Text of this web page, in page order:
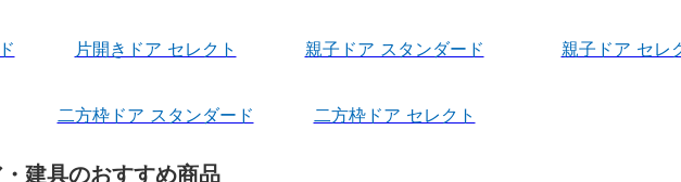
片開きドア セレクト 親子ドア スタンダード 親子ドア セレ
二方枠ドア スタンダード 二方枠ドア セレクト
建具のおすすめ商品